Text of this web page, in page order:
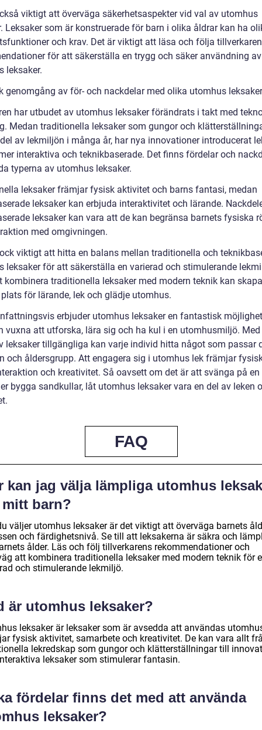
viktigt att överväga säkerhetsaspekter vid val av utomhus
Leksaker som är konstruerade för barn i olika åldrar kan ha
och krav. Det är viktigt att läsa och följa
för att säkerställa en trygg och säker användning av
leksaker.
genomgång av för- och nackdelar med olika utomhus leksaker
har utbudet av utomhus leksaker förändrats i takt med
Medan traditionella leksaker som gungor och
av lekmiljön i många år, har nya innovationer introducerat
interaktiva och teknikbaserade. Det finns fördelar och
typerna av utomhus leksaker.
leksaker främjar fysisk aktivitet och barns fantasi, medan
leksaker kan erbjuda interaktivitet och lärande.
leksaker kan vara att de kan begränsa barnets fysiska
med omgivningen.
viktigt att hitta en balans mellan traditionella och
leksaker för att säkerställa en varierad och stimulerande
kombinera traditionella leksaker med modern teknik kan
för lärande, lek och glädje utomhus.
erbjuder utomhus leksaker en fantastisk
vuxna att utforska, lära sig och ha kul i en utomhusmiljö.
leksaker tillgängliga kan varje individ hitta något som passar
och åldersgrupp. Att engagera sig i utomhus lek främjar
och kreativitet. Så oavsett om det är att svänga på en
bygga sandkullar, låt utomhus leksaker vara en del av leken
FAQ
kan jag välja lämpliga utomhus
barn?
väljer utomhus leksaker är det viktigt att överväga barnets
och färdighetsnivå. Se till att leksakerna är säkra och
ålder. Läs och följ tillverkarens rekommendationer och
att kombinera traditionella leksaker med modern teknik för
och stimulerande lekmiljö.
är utomhus leksaker?
leksaker är leksaker som är avsedda att användas
fysisk aktivitet, samarbete och kreativitet. De kan vara allt
lekredskap som gungor och klätterställningar till
leksaker som stimulerar fantasin.
fördelar finns det med att använda
leksaker?